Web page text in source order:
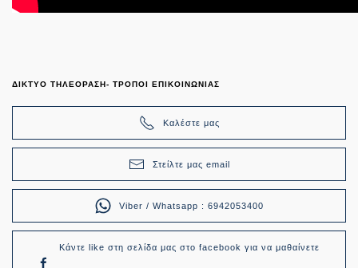
ΔΙΚΤΥΟ ΤΗΛΕΟΡΑΣΗ- ΤΡΟΠΟΙ ΕΠΙΚΟΙΝΩΝΙΑΣ
Καλέστε μας
Στείλτε μας email
Viber / Whatsapp : 6942053400
Κάντε like στη σελίδα μας στο facebook για να μαθαίνετε